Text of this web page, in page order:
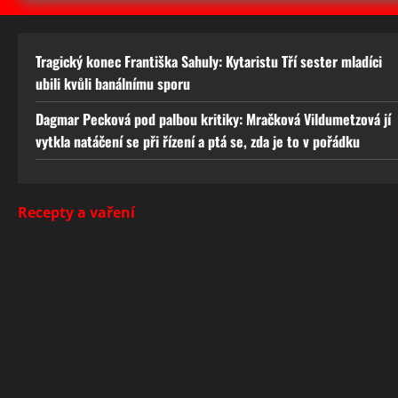
Tragický konec Františka Sahuly: Kytaristu Tří sester mladíci
ubili kvůli banálnímu sporu
Dagmar Pecková pod palbou kritiky: Mračková Vildumetzová jí
vytkla natáčení se při řízení a ptá se, zda je to v pořádku
Recepty a vaření